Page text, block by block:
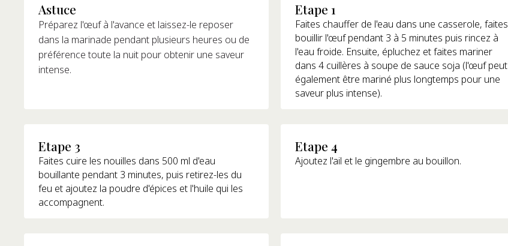
Astuce
Préparez l'œuf à l'avance et laissez-le reposer
dans la marinade pendant plusieurs heures ou de
préférence toute la nuit pour obtenir une saveur
intense.
Etape 1
Faites chauffer de l'eau dans une casserole, faites
bouillir l'œuf pendant 3 à 5 minutes puis rincez à
l'eau froide. Ensuite, épluchez et faites mariner
dans 4 cuillères à soupe de sauce soja (l'œuf peut
également être mariné plus longtemps pour une
saveur plus intense).
Etape 3
Faites cuire les nouilles dans 500 ml d'eau
bouillante pendant 3 minutes, puis retirez-les du
feu et ajoutez la poudre d'épices et l'huile qui les
accompagnent.
Etape 4
Ajoutez l'ail et le gingembre au bouillon.